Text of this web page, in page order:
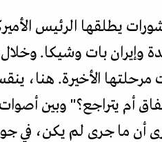
يطلقها الرئيس
وإيران بات وشيكا.
مرحلتها الأخيرة. هنا،
أم يتراجع؟" وبين
أن ما جرى لم يكن، في